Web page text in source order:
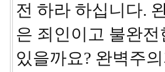
전 하라 하십니다.
은 죄인이고 불완
있을까요? 완벽주